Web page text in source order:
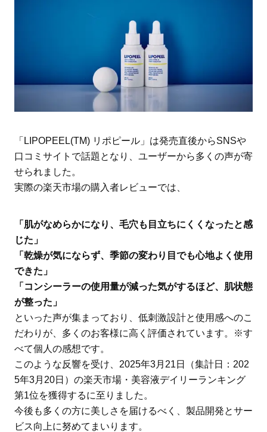
「LIPOPEEL(TM) リポピール」は発売直後からSNSや
口コミサイトで話題となり、ユーザーから多くの声が寄
せられました。
実際の楽天市場の購入者レビューでは、
「肌がなめらかになり、毛穴も目立ちにくくなったと感
じた」
「乾燥が気にならず、季節の変わり目でも心地よく使用
できた」
「コンシーラーの使用量が減った気がするほど、肌状態
が整った」
といった声が集まっており、低刺激設計と使用感へのこ
だわりが、多くのお客様に高く評価されています。※す
べて個人の感想です。
このような反響を受け、2025年3月21日（集計日：202
5年3月20日）の楽天市場・美容液デイリーランキング
第1位を獲得するに至りました。
今後も多くの方に美しさを届けるべく、製品開発とサー
ビス向上に努めてまいります。